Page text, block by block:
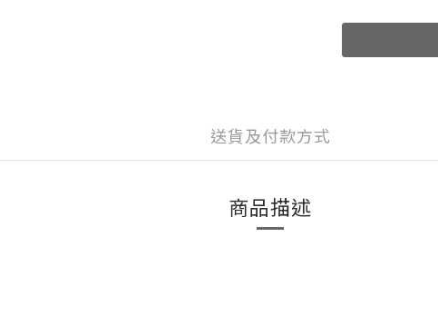
送貨及付款方式
商品描述